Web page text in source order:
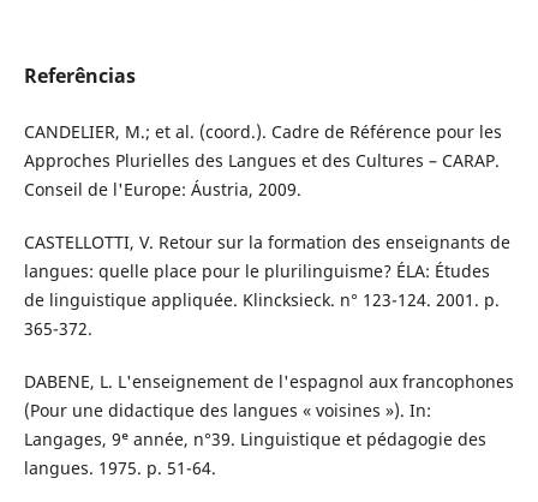
Referências
CANDELIER, M.; et al. (coord.). Cadre de Référence pour les
Approches Plurielles des Langues et des Cultures – CARAP.
Conseil de l'Europe: Áustria, 2009.
CASTELLOTTI, V. Retour sur la formation des enseignants de
langues: quelle place pour le plurilinguisme? ÉLA: Études
de linguistique appliquée. Klincksieck. n° 123-124. 2001. p.
365-372.
DABENE, L. L'enseignement de l'espagnol aux francophones
(Pour une didactique des langues « voisines »). In:
Langages, 9ᵉ année, n°39. Linguistique et pédagogie des
langues. 1975. p. 51-64.